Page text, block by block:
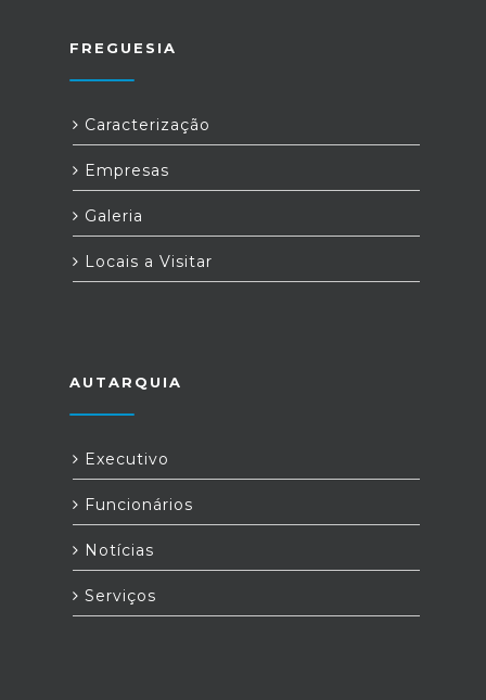
FREGUESIA
Caracterização
Empresas
Galeria
Locais a Visitar
AUTARQUIA
Executivo
Funcionários
Notícias
Serviços